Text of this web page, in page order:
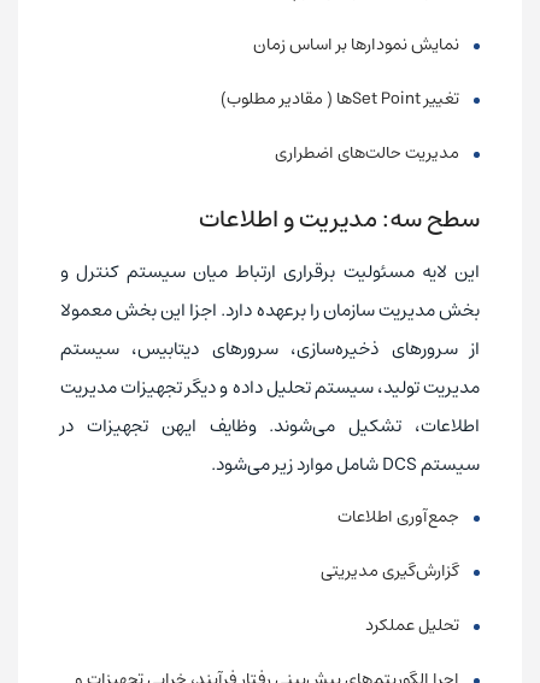
نمایش نمودارها بر اساس زمان
تغییر Set Point‌ها ( مقادیر مطلوب)
مدیریت حالت‌های اضطراری
سطح سه: مدیریت و اطلاعات
این لایه مسئولیت برقراری ارتباط میان سیستم کنترل و
بخش مدیریت سازمان را برعهده دارد. اجزا این بخش معمولا
از سرورهای ذخیره‌سازی، سرورهای دیتابیس، سیستم
مدیریت تولید، سیستم تحلیل داده و دیگر تجهیزات مدیریت
اطلاعات، تشکیل می‌شوند. وظایف ایهن تجهیزات در
سیستم DCS شامل موارد زیر می‌شود.
جمع‌آوری اطلاعات
گزارش‌گیری مدیریتی
تحلیل عملکرد